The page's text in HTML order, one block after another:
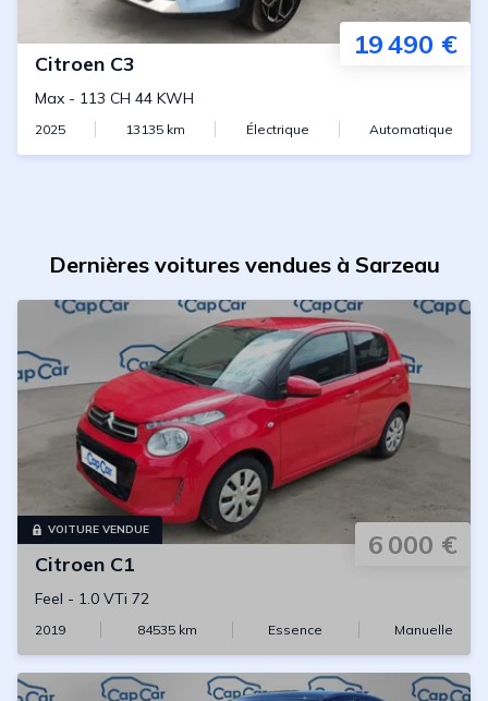
19 490 €
Citroen C3
Max - 113 CH 44 KWH
2025 13135 km Électrique Automatique
Dernières voitures vendues à Sarzeau
VOITURE VENDUE 6 000 €
Citroen C1
Feel - 1.0 VTi 72
2019 84535km Essence Manuelle